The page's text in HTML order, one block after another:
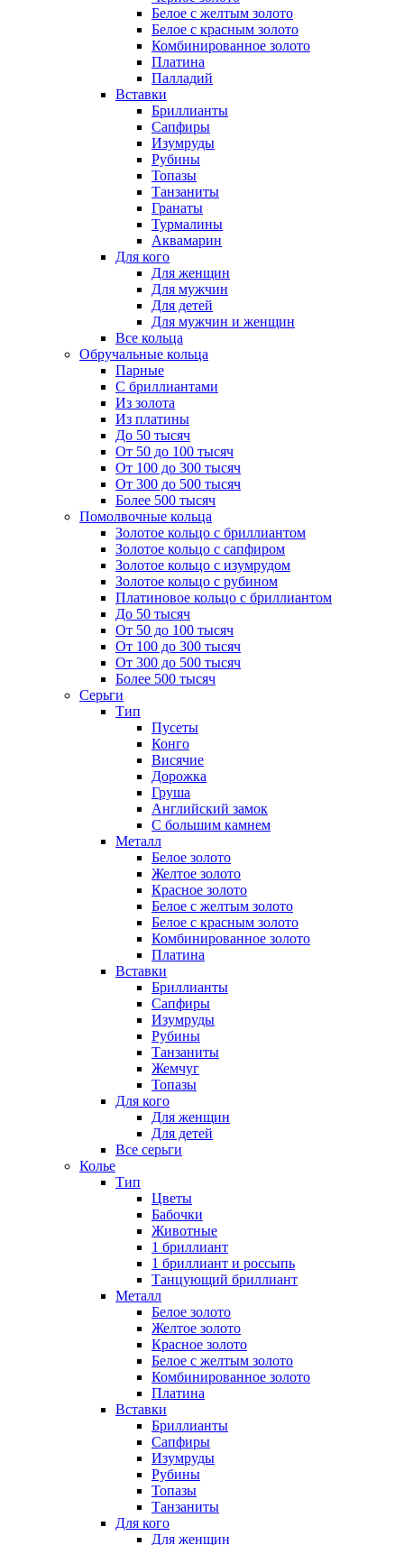
Белое с желтым золото
Белое с красным золото
Комбинированное золото
Платина
Палладий
Вставки
Бриллианты
Сапфиры
Изумруды
Рубины
Топазы
Танзаниты
Гранаты
Турмалины
Аквамарин
Для кого
Для женщин
Для мужчин
Для детей
Для мужчин и женщин
Все кольца
Обручальные кольца
Парные
С бриллиантами
Из золота
Из платины
До 50 тысяч
От 50 до 100 тысяч
От 100 до 300 тысяч
От 300 до 500 тысяч
Более 500 тысяч
Помолвочные кольца
Золотое кольцо с бриллиантом
Золотое кольцо с сапфиром
Золотое кольцо с изумрудом
Золотое кольцо с рубином
Платиновое кольцо с бриллиантом
До 50 тысяч
От 50 до 100 тысяч
От 100 до 300 тысяч
От 300 до 500 тысяч
Более 500 тысяч
Серьги
Тип
Пусеты
Конго
Висячие
Дорожка
Груша
Английский замок
С большим камнем
Металл
Белое золото
Желтое золото
Красное золото
Белое с желтым золото
Белое с красным золото
Комбинированное золото
Платина
Вставки
Бриллианты
Сапфиры
Изумруды
Рубины
Танзаниты
Жемчуг
Топазы
Для кого
Для женщин
Для детей
Все серьги
Колье
Тип
Цветы
Бабочки
Животные
1 бриллиант
1 бриллиант и россыпь
Танцующий бриллиант
Металл
Белое золото
Желтое золото
Красное золото
Белое с желтым золото
Комбинированное золото
Платина
Вставки
Бриллианты
Сапфиры
Изумруды
Рубины
Топазы
Танзаниты
Для кого
Для женщин